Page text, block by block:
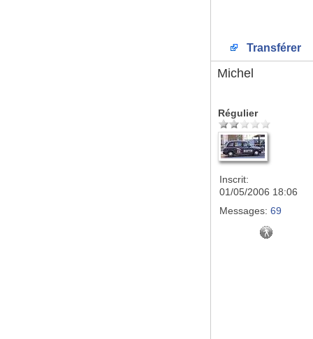
Transférer
Michel
Régulier
Inscrit:
01/05/2006 18:06
Messages: 69